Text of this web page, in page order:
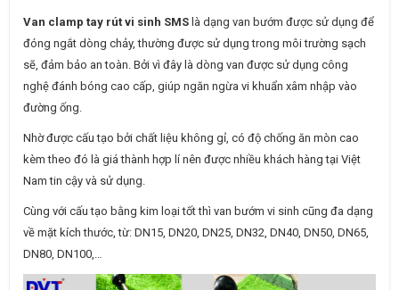
Van clamp tay rút vi sinh SMS là dạng van bướm được sử dụng để
đóng ngắt dòng chảy, thường được sử dụng trong môi trường sạch
sẽ, đảm bảo an toàn. Bởi vì đây là dòng van được sử dụng công
nghệ đánh bóng cao cấp, giúp ngăn ngừa vi khuẩn xâm nhập vào
đường ống.
Nhờ được cấu tạo bởi chất liệu không gỉ, có độ chống ăn mòn cao
kèm theo đó là giá thành hợp lí nên được nhiều khách hàng tại Việt
Nam tin cậy và sử dụng.
Cùng với cấu tạo bằng kim loại tốt thì van bướm vi sinh cũng đa dạng
về mặt kích thước, từ: DN15, DN20, DN25, DN32, DN40, DN50, DN65,
DN80, DN100,…